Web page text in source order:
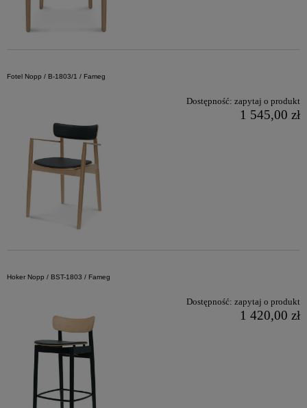
Fotel Nopp / B-1803/1 / Fameg
Dostępność: zapytaj o produkt
1 545,00 zł
Hoker Nopp / BST-1803 / Fameg
Dostępność: zapytaj o produkt
1 420,00 zł